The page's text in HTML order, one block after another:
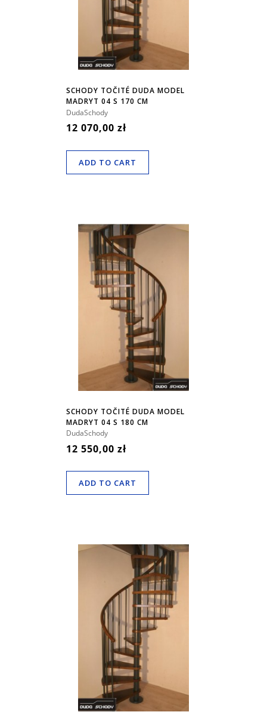
SCHODY TOČITÉ DUDA MODEL
MADRYT 04 S 170 CM
DudaSchody
12 070,00 zł
ADD TO CART
SCHODY TOČITÉ DUDA MODEL
MADRYT 04 S 180 CM
DudaSchody
12 550,00 zł
ADD TO CART